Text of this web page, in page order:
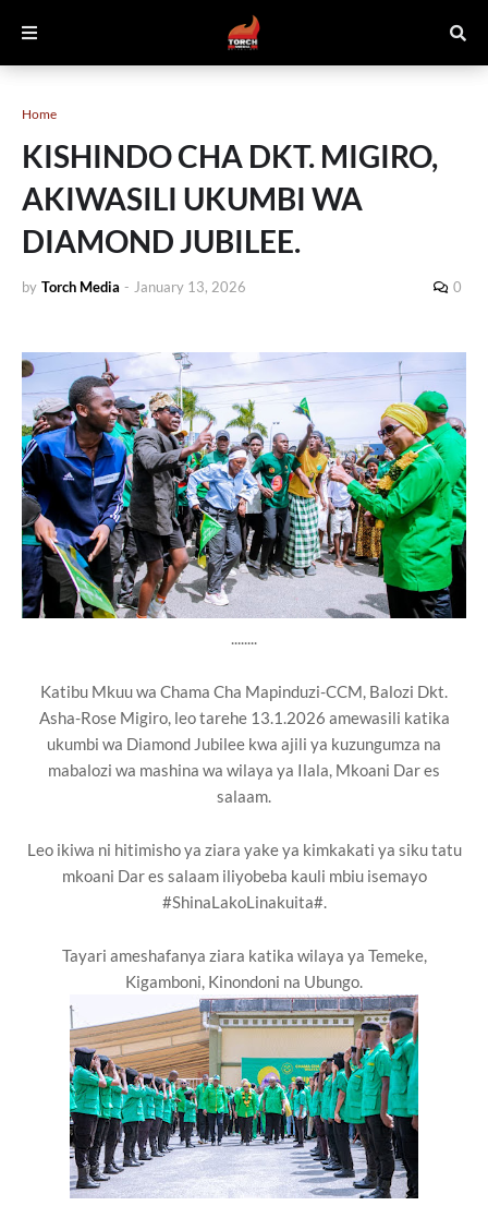
Home
KISHINDO CHA DKT. MIGIRO,
AKIWASILI UKUMBI WA
DIAMOND JUBILEE.
by Torch Media - January 13, 2026 0
........
Katibu Mkuu wa Chama Cha Mapinduzi-CCM, Balozi Dkt.
Asha-Rose Migiro, leo tarehe 13.1.2026 amewasili katika
ukumbi wa Diamond Jubilee kwa ajili ya kuzungumza na
mabalozi wa mashina wa wilaya ya Ilala, Mkoani Dar es
salaam.
Leo ikiwa ni hitimisho ya ziara yake ya kimkakati ya siku tatu
mkoani Dar es salaam iliyobeba kauli mbiu isemayo
#ShinaLakoLinakuita#.
Tayari ameshafanya ziara katika wilaya ya Temeke,
Kigamboni, Kinondoni na Ubungo.